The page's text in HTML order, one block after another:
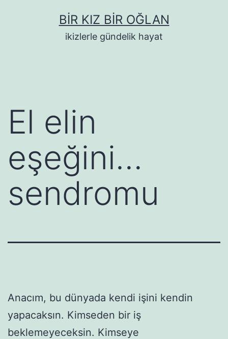
BIR KIZ BIR OĞLAN
ikizlerle gündelik hayat
El elin
eşeğini…
sendromu
Anacım, bu dünyada kendi işini kendin
yapacaksın. Kimseden bir iş
beklemeyeceksin. Kimseye